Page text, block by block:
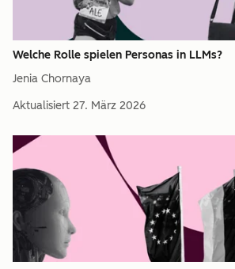
Welche Rolle spielen Personas in LLMs?
Jenia Chornaya
Aktualisiert 27. März 2026